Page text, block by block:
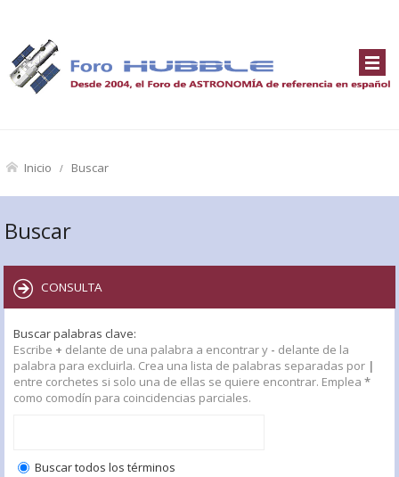
Inicio Buscar
Buscar
CONSULTA
Buscar palabras clave:
Escribe + delante de una palabra a encontrar y - delante de la
palabra para excluirla. Crea una lista de palabras separadas por |
entre corchetes si solo una de ellas se quiere encontrar. Emplea *
como comodín para coincidencias parciales.
Buscar todos los términos